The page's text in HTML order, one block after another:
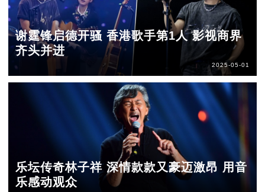
谢霆锋启德开骚 香港歌手第1人 影视商界
齐头并进
2025-05-01
乐坛传奇林子祥 深情款款又豪迈激昂 用音
乐感动观众